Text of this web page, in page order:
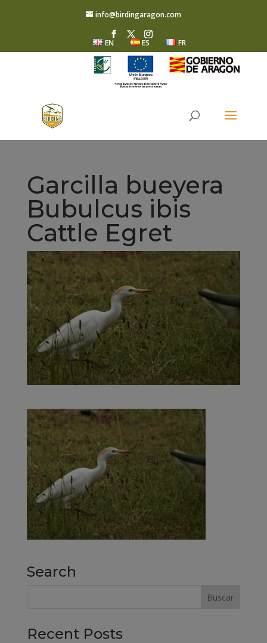
info@birdingaragon.com
EN ES FR
Garcilla bueyera
Bubulcus ibis
Cattle Egret
Search
Recent Posts